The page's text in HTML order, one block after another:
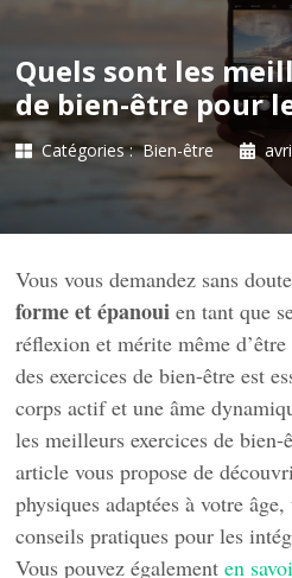
Quels sont les
de bien-être pour
Catégories : Bien-être
Vous vous demandez sans
forme et épanoui en tant que
réflexion et mérite même
des exercices de bien-être est
corps actif et une âme
les meilleurs exercices de
article vous propose de
physiques adaptées à votre
conseils pratiques pour les
Vous pouvez égalementen